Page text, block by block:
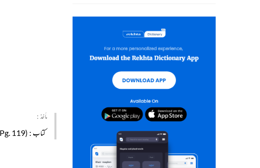
مأخذ :
کتاب : Aaina Jhuta hai (Pg. 119)